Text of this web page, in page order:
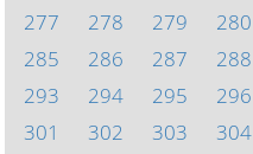
277
278 279 280
285
286 287 288
293
294 295 296
301
302 303 304